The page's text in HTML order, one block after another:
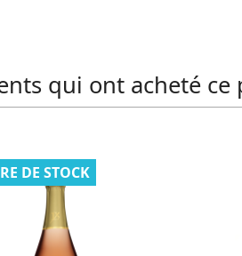
qui ont acheté
DE STOCK